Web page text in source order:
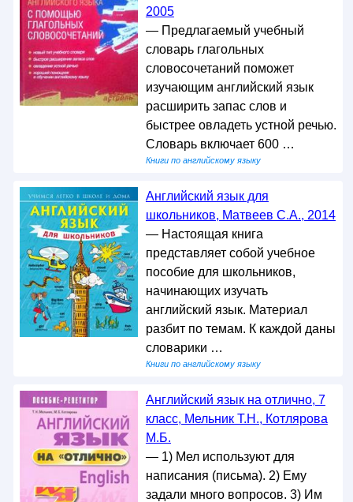
2005
— Предлагаемый учебный
словарь глагольных
словосочетаний поможет
изучающим английский язык
расширить запас слов и
быстрее овладеть устной речью.
Словарь включает 600 …
Книги по английскому языку
Английский язык для
школьников, Матвеев С.А., 2014
— Настоящая книга
представляет собой учебное
пособие для школьников,
начинающих изучать
английский язык. Материал
разбит по темам. К каждой даны
словарики …
Книги по английскому языку
Английский язык на отлично, 7
класс, Мельник Т.Н., Котлярова
М.Б.
— 1) Мел используют для
написания (письма). 2) Ему
задали много вопросов. 3) Им